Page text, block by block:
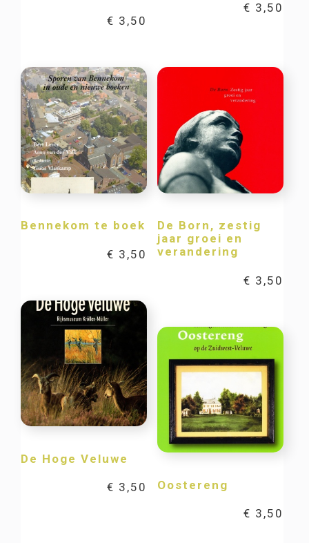
€ 3,50
€ 3,50
Bennekom te boek
€ 3,50
De Born, zestig
jaar groei en
verandering
€ 3,50
De Hoge Veluwe
€ 3,50 Oostereng
€ 3,50